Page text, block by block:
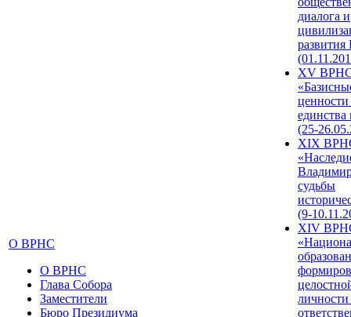
О ВРНС
О ВРНС
Глава Собора
Заместители
Бюро Президиума
диалога и
развития
XV
единства
(25-
XIX
судьбы
(9-
XIV